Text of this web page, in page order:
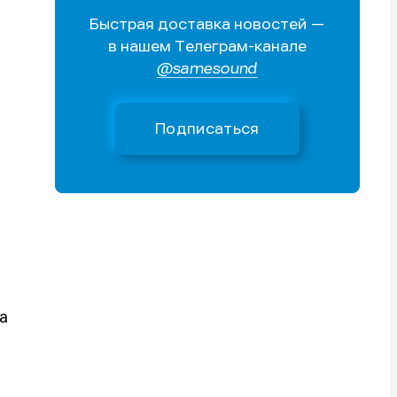
Быстрая доставка новостей —
в нашем Телеграм-канале
@samesound
Подписаться